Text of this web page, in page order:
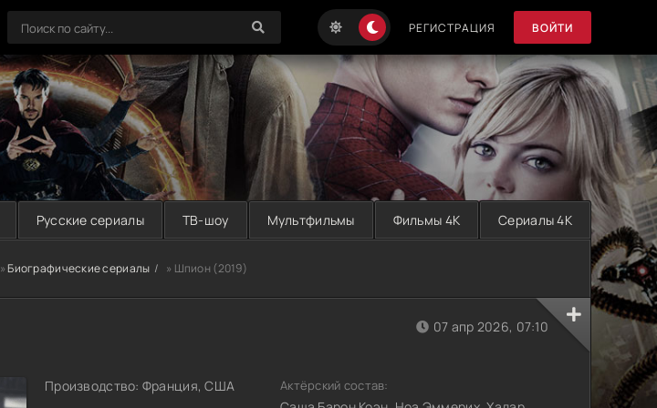
РЕГИСТРАЦИЯ ВОЙТИ
Русские сериалы ТВ-шоу Мультфильмы Фильмы 4K Сериалы 4K
»Биографические сериалы » Шпион (2019)
Производство: Франция, США
07 апр 2026, 07:10
Актёрский состав: